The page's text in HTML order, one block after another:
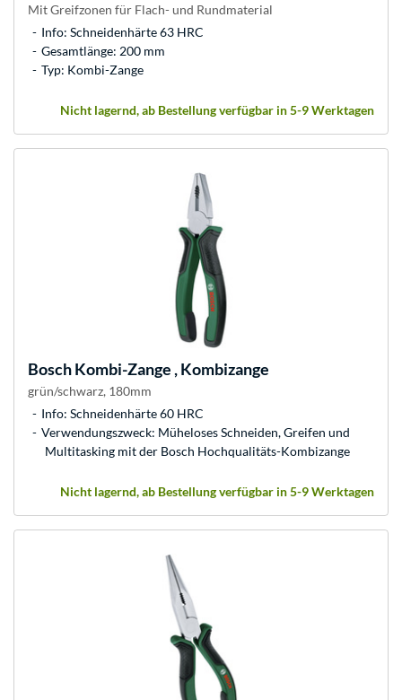
Mit Greifzonen für Flach- und Rundmaterial
Info: Schneidenhärte 63 HRC
Gesamtlänge: 200 mm
Typ: Kombi-Zange
Nicht lagernd, ab Bestellung verfügbar in 5-9 Werktagen
BoschKombi-Zange , Kombizange
grün/schwarz, 180mm
Info: Schneidenhärte 60 HRC
Verwendungszweck: Müheloses Schneiden, Greifen und
Multitasking mit der Bosch Hochqualitäts-Kombizange
Nicht lagernd, ab Bestellung verfügbar in 5-9 Werktagen